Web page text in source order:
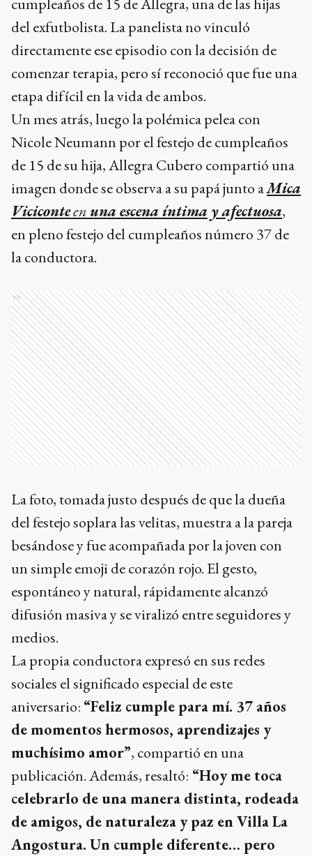
del exfutbolista. La panelista no vinculó
directamente ese episodio con la decisión de
comenzar terapia, pero sí reconoció que fue una
etapa difícil en la vida de ambos.
Un mes atrás, luego la polémica pelea con
Nicole Neumann por el festejo de cumpleaños
de 15 de su hija, Allegra Cubero compartió una
imagen donde se observa a su papá junto aMica
Viciconteen una escena íntima y afectuosa,
en pleno festejo del cumpleaños número 37 de
la conductora.
Ads
La foto, tomada justo después de que la dueña
del festejo soplara las velitas, muestra a la pareja
besándose y fue acompañada por la joven con
un simple emoji de corazón rojo. El gesto,
espontáneo y natural, rápidamente alcanzó
difusión masiva y se viralizó entre seguidores y
medios.
La propia conductora expresó en sus redes
sociales el significado especial de este
aniversario: “Feliz cumple para mí. 37 años
de momentos hermosos, aprendizajes y
muchísimo amor”, compartió en una
publicación. Además, resaltó: “Hoy me toca
celebrarlo de una manera distinta, rodeada
de amigos, de naturaleza y paz en Villa La
Angostura. Un cumple diferente… pero